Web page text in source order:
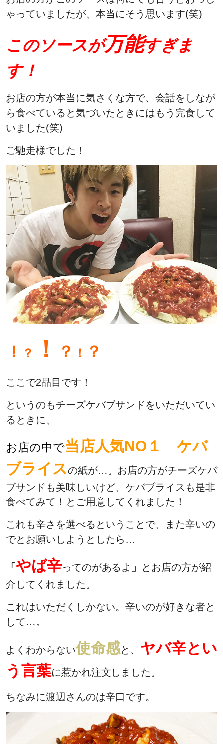
ゃっていましたが、本当にそう思います(笑)
このソースが万能すぎま
す！
お店の方が本当に気さくな方で、会話をしなが
ら食べていると気づいたときにはもう完食して
いました(笑)
ご馳走様でした！
！ ？ ！ ？ ！ ？
ここで2品目です！
というのもチーズケバブサンドをいただいてい
るときに、
お店の中で当店人気NO１ ケバ
ブライスの紙が…。お店の方がチーズケバ
ブサンドも美味しいけど、ケバブライスも是非
食べてみて！とご用意してくれました！
これも辛さを選べるということで、また辛いの
でとお願いしようとしたら…
「 やば辛ってのがあるよ 」
とお店の方が紹
介してくれました。
これはいただくしかない。辛いのが好きな者と
して…。
よくわからない使命感と、 ヤバ辛とい
う言葉に惹かれ注文しました。
ちなみに渡辺さんのは辛口です。